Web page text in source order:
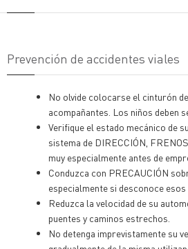
Prevención de accidentes viales
No olvide colocarse el cinturón
acompañantes. Los niños deben
Verifique el estado mecánico de
sistema de DIRECCIÓN,
muy especialmente antes de
Conduzca con PRECAUCIÓN
especialmente si desconoce esos
Reduzca la velocidad de su
puentes y caminos estrechos.
No detenga imprevistamente su